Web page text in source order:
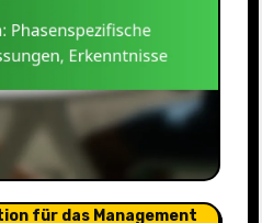
für das Management